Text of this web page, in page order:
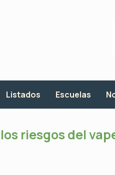
Listados Escuelas
riesgos del